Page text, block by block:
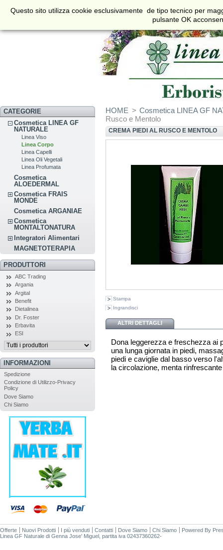
Valuta
CATEGORIE
Cosmetica LINEA GF
NATURALE
Linea Viso
Linea Corpo
Linea Capelli
Linea Oli Vegetali
Linea Profumata
Cosmetica
ALOEDERMAL
Cosmetica FRAIS
MONDE
Cosmetica ARGANIAE
Cosmetica
MONTALTONATURA
Integratori Alimentari
MAGNETOTERAPIA
PRODUTTORI
ABC Trading
Argania
Argital
Benefit
Dietalinea
Dr. Foster
Erbavita
ESI
INFORMAZIONI
Spedizione
Condizione di Utilizzo-Privacy
Policy
Dove Siamo
Chi Siamo
HOME > Cosmetica LINEA GF
Rusco e Mentolo
CREMA PIEDI AL RUSCO E MENTOLO
Stampa
Ingrandisci
ALTRI DETTAGLI
Dona leggerezza e freschezza ai
una lunga giornata in piedi,
piedi e caviglie dal basso verso
la circolazione, menta
Offerte Nuovi Prodotti I più venduti Contatti Dove Siamo Chi Siamo Powered By
Linea GF Naturale di Genna Jose' Miguel, partita iva 02437360262-
Questo sito utilizza cookie esclusivamente de tipo tecnico per
pulsante OK